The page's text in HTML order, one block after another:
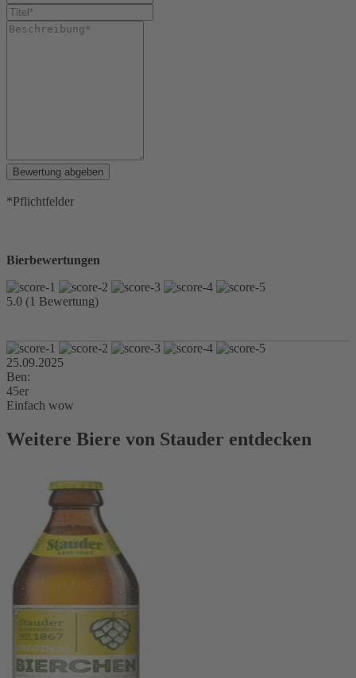
Bewertung abgeben
*Pflichtfelder
Bierbewertungen
5.0 (1 Bewertung)
25.09.2025
Ben:
45er
Einfach wow
Weitere Biere von Stauder entdecken